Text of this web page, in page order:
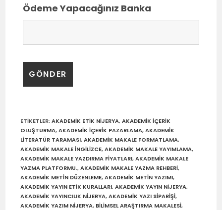
Ödeme Yapacağınız Banka
ETIKETLER:AKADEMIK ETIK NIJERYA, AKADEMIK IÇERIK
OLUŞTURMA, AKADEMIK IÇERIK PAZARLAMA, AKADEMIK
LITERATÜR TARAMASI, AKADEMIK MAKALE FORMATLAMA,
AKADEMIK MAKALE İNGILIZCE, AKADEMIK MAKALE YAYIMLAMA,
AKADEMIK MAKALE YAZDIRMA FIYATLARI, AKADEMIK MAKALE
YAZMA PLATFORMU., AKADEMIK MAKALE YAZMA REHBERI,
AKADEMIK METIN DÜZENLEME, AKADEMIK METIN YAZIMI,
AKADEMIK YAYIN ETIK KURALLARI, AKADEMIK YAYIN NIJERYA,
AKADEMIK YAYINCILIK NIJERYA, AKADEMIK YAZI SIPARIŞI,
AKADEMIK YAZIM NIJERYA, BILIMSEL ARAŞTIRMA MAKALESI,